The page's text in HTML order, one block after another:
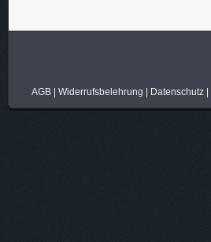
AGB| Widerrufsbelehrung | Datenschutz|